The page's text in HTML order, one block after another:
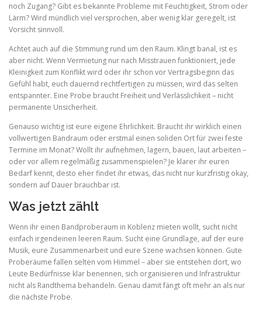
noch Zugang? Gibt es bekannte Probleme mit Feuchtigkeit, Strom oder
Lärm? Wird mündlich viel versprochen, aber wenig klar geregelt, ist
Vorsicht sinnvoll.
Achtet auch auf die Stimmung rund um den Raum. Klingt banal, ist es
aber nicht. Wenn Vermietung nur nach Misstrauen funktioniert, jede
Kleinigkeit zum Konflikt wird oder ihr schon vor Vertragsbeginn das
Gefühl habt, euch dauernd rechtfertigen zu müssen, wird das selten
entspannter. Eine Probe braucht Freiheit und Verlässlichkeit – nicht
permanente Unsicherheit.
Genauso wichtig ist eure eigene Ehrlichkeit. Braucht ihr wirklich einen
vollwertigen Bandraum oder erstmal einen soliden Ort für zwei feste
Termine im Monat? Wollt ihr aufnehmen, lagern, bauen, laut arbeiten –
oder vor allem regelmäßig zusammenspielen? Je klarer ihr euren
Bedarf kennt, desto eher findet ihr etwas, das nicht nur kurzfristig okay,
sondern auf Dauer brauchbar ist.
Was jetzt zählt
Wenn ihr einen Bandproberaum in Koblenz mieten wollt, sucht nicht
einfach irgendeinen leeren Raum. Sucht eine Grundlage, auf der eure
Musik, eure Zusammenarbeit und eure Szene wachsen können. Gute
Proberäume fallen selten vom Himmel – aber sie entstehen dort, wo
Leute Bedürfnisse klar benennen, sich organisieren und Infrastruktur
nicht als Randthema behandeln. Genau damit fängt oft mehr an als nur
die nächste Probe.